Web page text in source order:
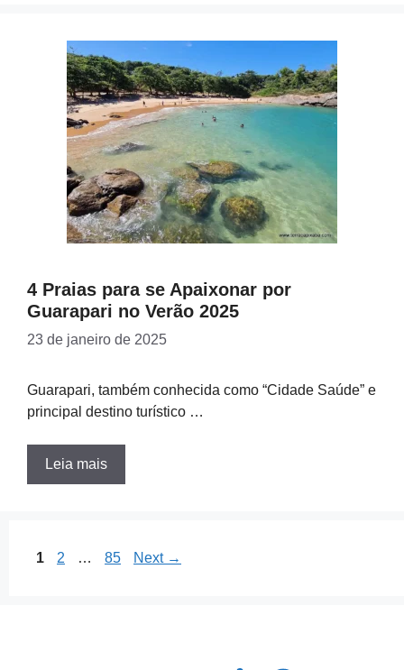
4 Praias para se Apaixonar por
Guarapari no Verão 2025
23 de janeiro de 2025
Guarapari, também conhecida como “Cidade Saúde” e
principal destino turístico …
Leia mais
Page
1 Page
2 … Page
85 Next →